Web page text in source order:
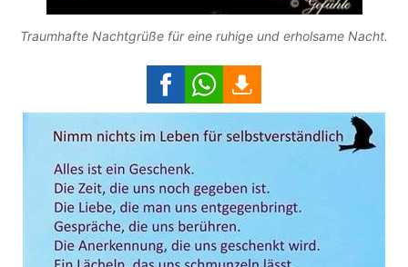
Traumhafte Nachtgrüße für eine ruhige und erholsame Nacht.